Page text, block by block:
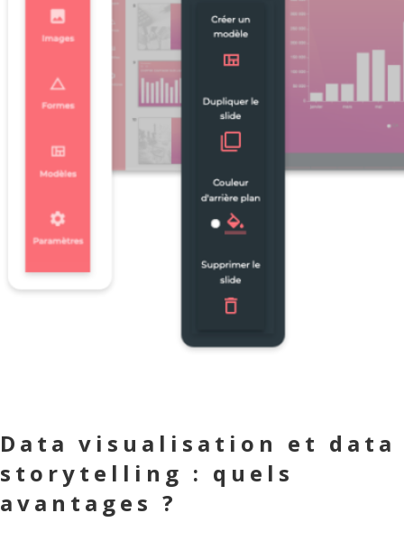
Data visualisation et data
storytelling : quels
avantages ?